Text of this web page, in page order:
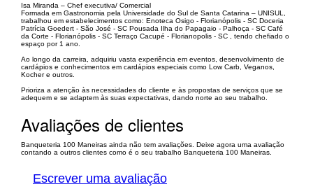
Isa Miranda – Chef executiva/ Comercial
Formada em Gastronomia pela Universidade do Sul de Santa Catarina – UNISUL,
trabalhou em estabelecimentos como: Enoteca Osigo - Florianópolis - SC Doceria
Patrícia Goedert - São José - SC Pousada Ilha do Papagaio - Palhoça - SC Café
da Corte - Florianópolis - SC Terraço Cacupé - Florianopolis - SC , tendo chefiado o
espaço por 1 ano.
Ao longo da carreira, adquiriu vasta experiência em eventos, desenvolvimento de
cardápios e conhecimentos em cardápios especiais como Low Carb, Veganos,
Kocher e outros.
Prioriza a atenção às necessidades do cliente e às propostas de serviços que se
adequem e se adaptem às suas expectativas, dando norte ao seu trabalho.
Avaliações de clientes
Banqueteria 100 Maneiras ainda não tem avaliações. Deixe agora uma avaliação
contando a outros clientes como é o seu trabalho Banqueteria 100 Maneiras.
Escrever uma avaliação